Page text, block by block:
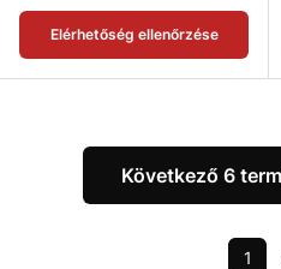
Elérhetőség ellenőrzése
Következő 6
1